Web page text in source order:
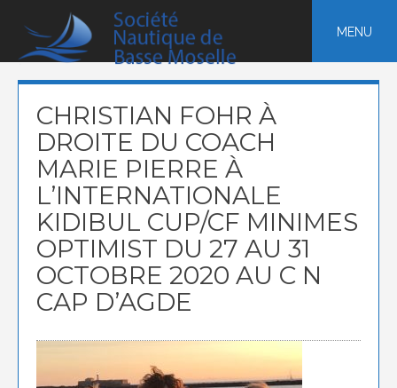
content
MENU
CHRISTIAN FOHR À
DROITE DU COACH
MARIE PIERRE À
L’INTERNATIONALE
KIDIBUL CUP/CF MINIMES
OPTIMIST DU 27 AU 31
OCTOBRE 2020 AU C N
CAP D’AGDE